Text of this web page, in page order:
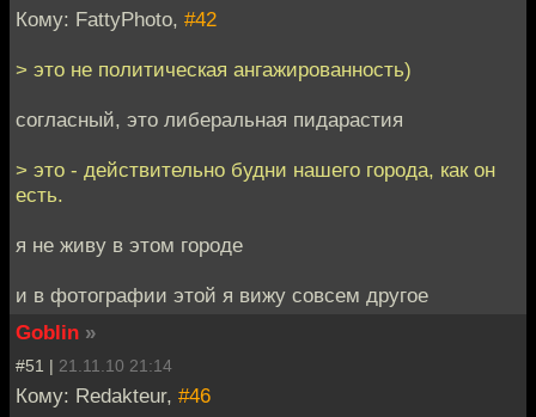
Кому: FattyPhoto, #42
> это не политическая ангажированность)
согласный, это либеральная пидарастия
> это - действительно будни нашего города, как он
есть.
я не живу в этом городе
и в фотографии этой я вижу совсем другое
Goblin »
#51 | 21.11.10 21:14
Кому: Redakteur, #46